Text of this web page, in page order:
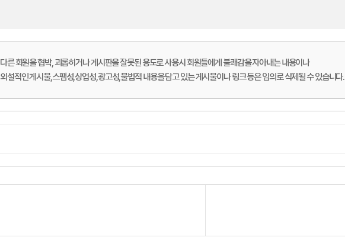
다른 회원을 협박, 괴롭히거나 게시판을 잘못된 용도로 사용시 회원들에게 불쾌감을 자아내는 내용이나
외설적인 게시물,스팸성,상업성,광고성,불법적 내용을 담고 있는 게시물이나 링크 등은 임의로 삭제될 수 있습니다.